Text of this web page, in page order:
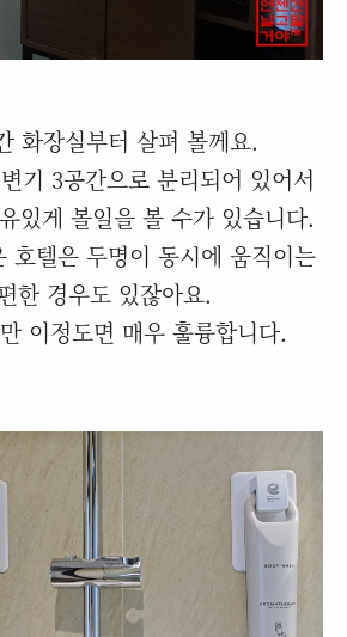
화장실부터 살펴 볼께요.
기 3공간으로 분리되어 있어서
있게 볼일을 볼 수가 있습니다.
호텔은 두명이 동시에 움직이는
한 경우도 있잖아요.
이정도면 매우 훌륭합니다.